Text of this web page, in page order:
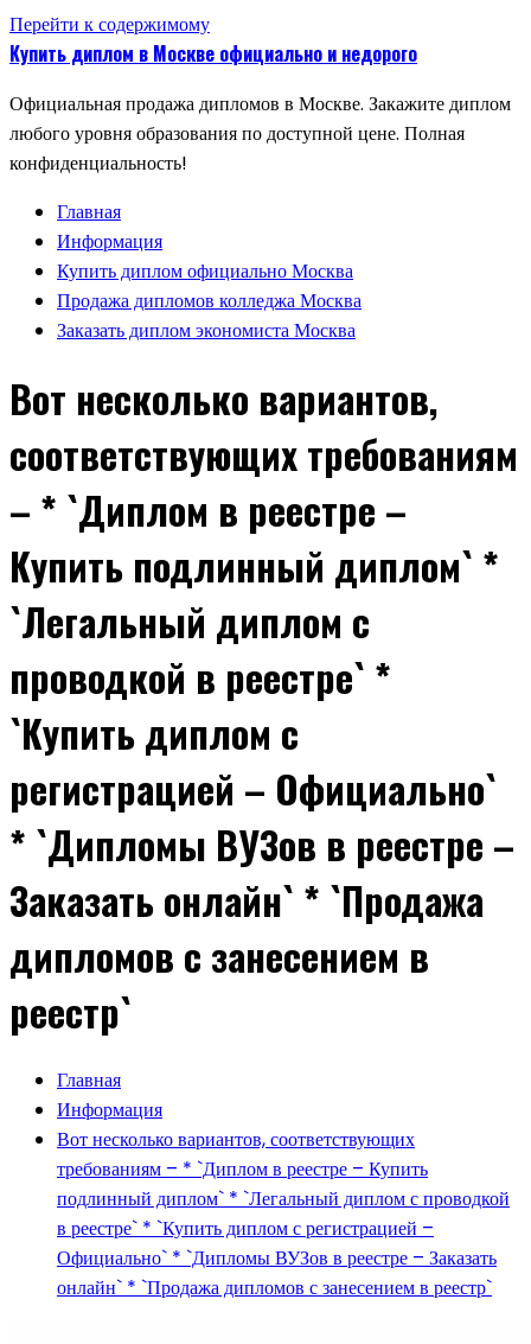
Перейти к содержимому
Купить диплом в Москве официально и недорого
Официальная продажа дипломов в Москве. Закажите диплом
любого уровня образования по доступной цене. Полная
конфиденциальность!
Главная
Информация
Купить диплом официально Москва
Продажа дипломов колледжа Москва
Заказать диплом экономиста Москва
Вот несколько вариантов,
соответствующих требованиям
– * `Диплом в реестре –
Купить подлинный диплом` *
`Легальный диплом с
проводкой в реестре` *
`Купить диплом с
регистрацией – Официально`
* `Дипломы ВУЗов в реестре –
Заказать онлайн` * `Продажа
дипломов с занесением в
реестр`
Главная
Информация
Вот несколько вариантов, соответствующих
требованиям – * `Диплом в реестре – Купить
подлинный диплом` * `Легальный диплом с проводкой
в реестре` * `Купить диплом с регистрацией –
Официально` * `Дипломы ВУЗов в реестре – Заказать
онлайн` * `Продажа дипломов с занесением в реестр`